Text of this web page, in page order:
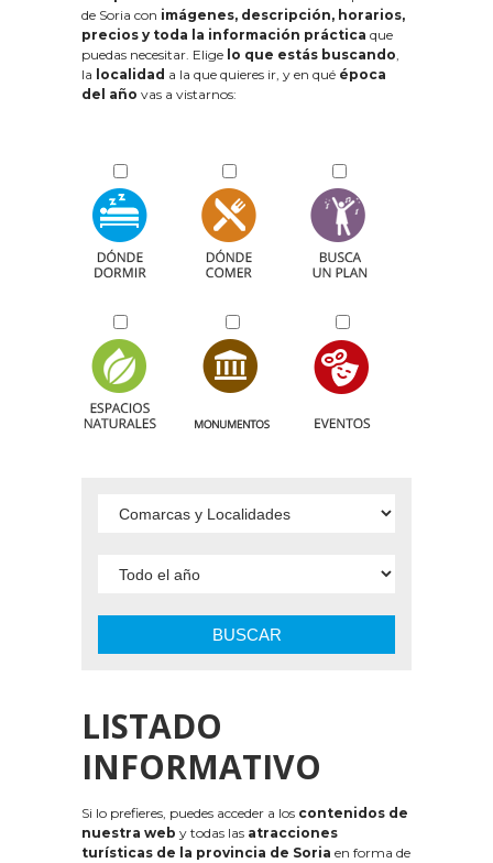
de Soria con imágenes, descripción, horarios,
precios y toda la información práctica que
puedas necesitar. Elige lo que estás buscando,
la localidad a la que quieres ir, y en qué época
del año vas a vistarnos:
BUSCAR
LISTADO
INFORMATIVO
Si lo prefieres, puedes acceder a los contenidos de
nuestra web y todas las atracciones
turísticas de la provincia de Soria en forma de